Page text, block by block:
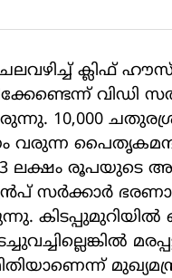
ക്ലിഫ്
വിഡി
10,000
വരുന്ന
ലക്ഷം രൂപയുടെ
സര്‍ക്കാര്‍
കിടപ്പുമുറിയില്‍